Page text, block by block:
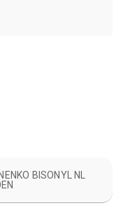
BISONYL NL